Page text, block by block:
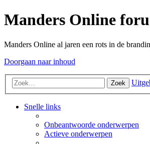
Manders Online
Manders Online al jaren een rots in de
Doorgaan naar inhoud
Zoek
Snelle links
Onbeantwoorde onderwerpen
Actieve onderwerpen